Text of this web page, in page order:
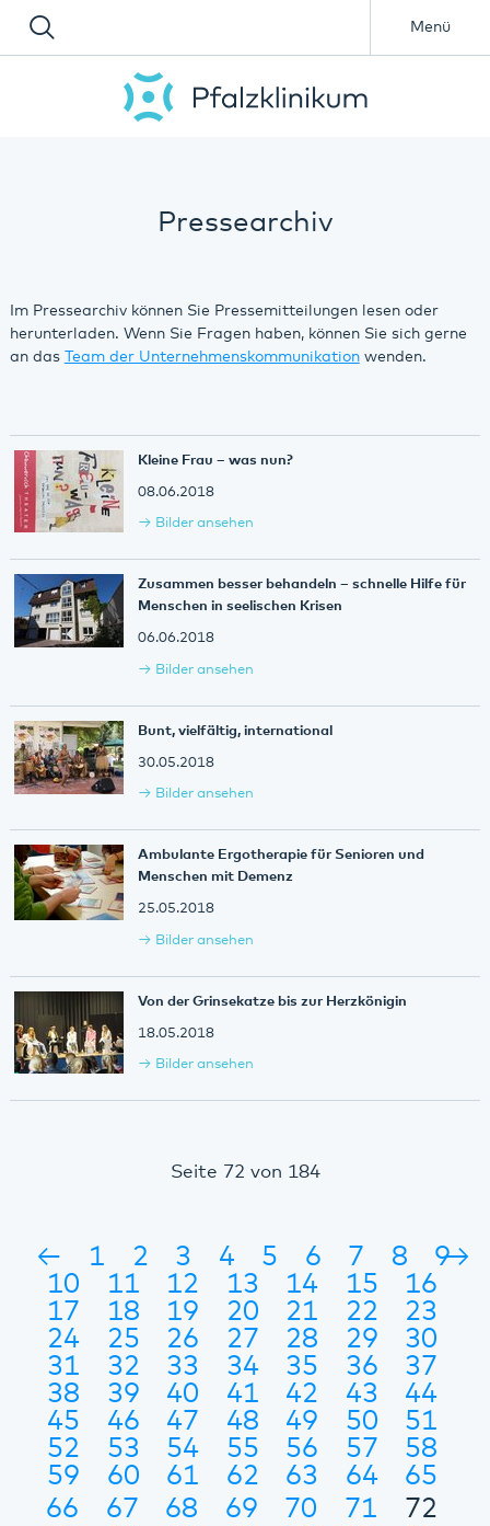
Menü
Pressearchiv
Im Pressearchiv können Sie Pressemitteilungen lesen oder
herunterladen. Wenn Sie Fragen haben, können Sie sich gerne
an das Team der Unternehmenskommunikationwenden.
Kleine Frau – was nun?
08.06.2018
Bilder ansehen
Zusammen besser behandeln – schnelle Hilfe für
Menschen in seelischen Krisen
06.06.2018
Bilder ansehen
Bunt, vielfältig, international
30.05.2018
Bilder ansehen
Ambulante Ergotherapie für Senioren und
Menschen mit Demenz
25.05.2018
Bilder ansehen
Von der Grinsekatze bis zur Herzkönigin
18.05.2018
Bilder ansehen
Seite 72 von 184
← 1 2 3 4 5 6 7 8
9
10
11 12 13 14 15
16
17
18 19 20 21 22
23
24
25 26 27 28 29
30
31
32 33 34 35 36
37
38
39 40 41 42 43
44
45
46 47 48 49 50
51
52
53 54 55 56 57
58
59
60 61 62 63 64
65
66
67 68 69 70 71
72
→